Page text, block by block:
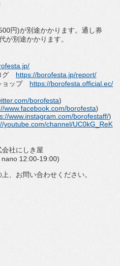
円)が別途かかります。 通し券
が別途かかります。
グ https://borofesta.jp/report/
ョップ https://borofesta.official.ec/
borofesta)
www.facebook.com/borofesta)
www.instagram.com/borofestaff/)
youtube.com/channel/UC0kG_ReK
社にしき屋
12:00-19:00)
、お問い合わせください。